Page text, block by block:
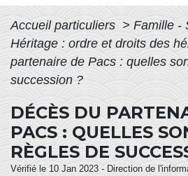
Accueil particuliers > Famille -
Héritage : ordre et droits des
partenaire de Pacs : quelles
succession ?
DÉCÈS DU
PACS : QUELLES
RÈGLES DE
Vérifié le 10 Jan 2023 - Direction de